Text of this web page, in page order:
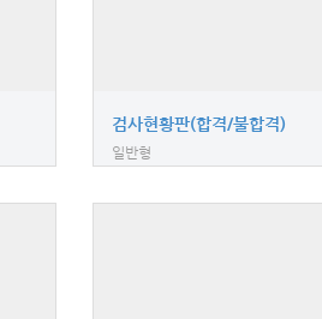
검사현황판(합격/불합격)
일반형